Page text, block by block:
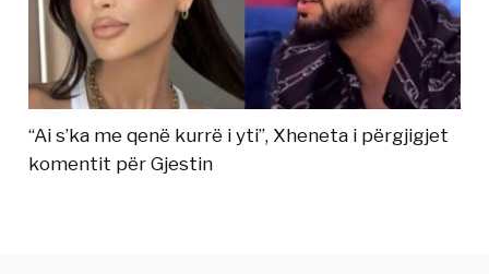
“Ai s’ka me qenë kurrë i yti”, Xheneta i përgjigjet
komentit për Gjestin